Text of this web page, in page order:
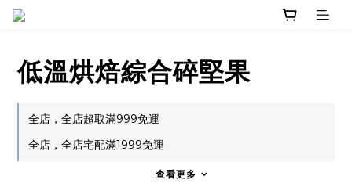
低溫烘焙綜合碎堅果
全店，全店超取滿999免運
全店，全店宅配滿1999免運
查看更多